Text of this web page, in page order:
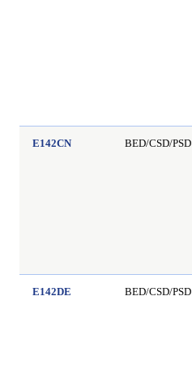
E142CN BED/CSD/PSD
E142DE BED/CSD/PSD